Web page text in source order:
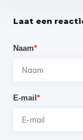
Laat een
Naam*
E-mail*